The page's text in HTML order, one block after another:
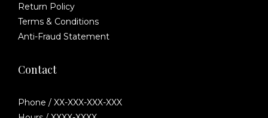
Return Policy
Terms & Conditions
Anti-Fraud Statement
Contact
Phone / XX-XXX-XXX-XXX